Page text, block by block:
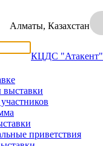
Алматы, Казахстан
КЦДС "Атакент"
выставки
приветствия